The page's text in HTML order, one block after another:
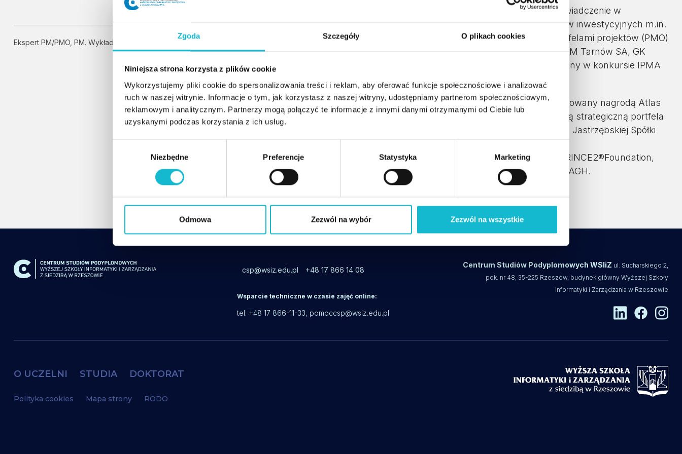
Zgoda Szczegóły O plikach cookies
Niniejsza strona korzysta z plików cookie
Wykorzystujemy pliki cookie do spersonalizowania treści i reklam, aby oferować funkcje społecznościowe i analizować
ruch w naszej witrynie. Informacje o tym, jak korzystasz z naszej witryny, udostępniamy partnerom społecznościowym,
reklamowym i analitycznym. Partnerzy mogą połączyć te informacje z innymi danymi otrzymanymi od Ciebie lub
uzyskanymi podczas korzystania z ich usług.
o
d
Niezbędne Preferencje Statystyka Marketing
Odmowa Zezwól na wybór Zezwól na wszystkie
Ekspert PM/PMO, PM. Wykładowca akademicki.
Ekspert PM/PMO, PM. Wykładowca akademicki. Posiada ponad 20-letnie doświadczenie w
zarządzaniu projektami. Współpracował przy organizacji i planowaniu projektów inwestycyjnych m.in.
dla PGNiG, Grupa Nowy Styl, GK JSW. Zrealizował wdrożenia zarządzania portfelami projektów (PMO)
w kilkudziesięciu przedsiębiorstwach i organizacjach m.in. LW Bogdanka SA, ZM Tarnów SA, GK
JSW, GK ARP, UM Jaworzno, KPRM. Wraz z zespołami projektowymi nagrodzony w konkursie IPMA
Asesor: 4L Certification IPMA Polska, IPMA Project Excellence Award. Uhonorowany nagrodą Atlas
Project Managementu 2022 IPMA Polska. Autor modelu zarządzania wartością strategiczną portfela
projektów (realizacji strategii przez projekty) wdrożonego w Grupie Kapitałowej Jastrzębskiej Spółki
Certyfikaty: IPMA®lev. D, IPMA®lev.B, IPMA®CECC lev.A, IPMA®CET lev.A, PRINCE2®Foundation,
PRINCE2®Practitioner, PMP®. CEO Universe-IBS sp. z o.o, Project Manager w AGH.
csp@wsiz.edu.pl +48 17 866 14 08
Wsparcie techniczne w czasie zajęć online:
tel. +48 17 866-11-33, pomoccsp@wsiz.edu.pl
Centrum Studiów Podyplomowych WSIiZ ul. Sucharskiego 2,
pok. nr 48, 35-225 Rzeszów, budynek główny Wyższej Szkoły
Informatyki i Zarządzania w Rzeszowie
O UCZELNI STUDIA DOKTORAT
Polityka cookies Mapa strony RODO